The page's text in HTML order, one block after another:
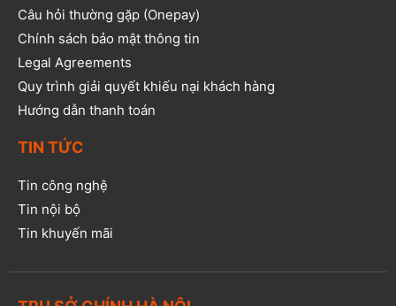
Câu hỏi thường gặp (Onepay)
Chính sách bảo mật thông tin
Legal Agreements
Quy trình giải quyết khiếu nại khách hàng
Hướng dẫn thanh toán
TIN TỨC
Tin công nghệ
Tin nội bộ
Tin khuyến mãi